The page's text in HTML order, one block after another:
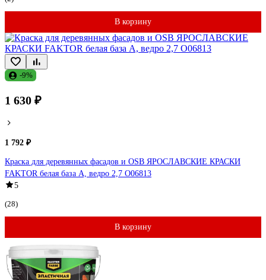
В корзину
-9%
1 630 ₽
1 792 ₽
Краска для деревянных фасадов и OSB ЯРОСЛАВСКИЕ КРАСКИ
FAKTOR белая база А, ведро 2,7 О06813
5
(28)
В корзину